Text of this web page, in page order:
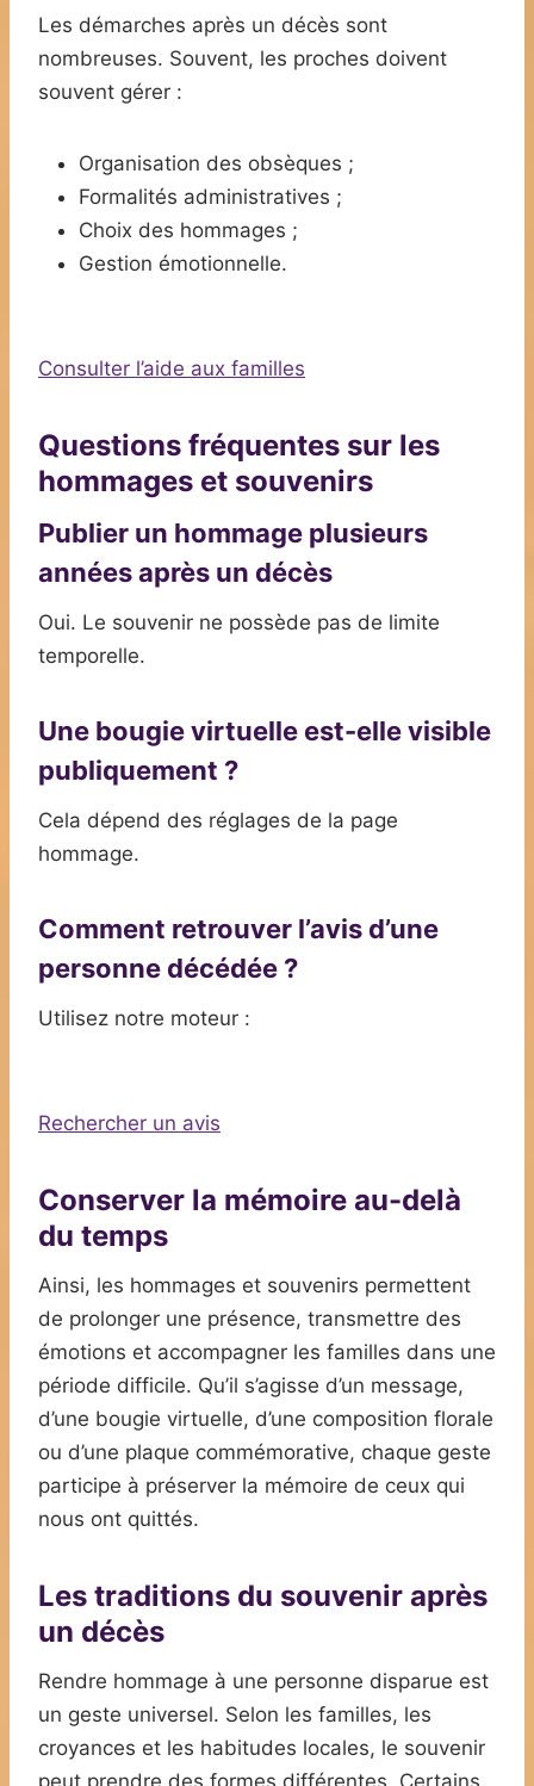
Les démarches après un décès sont
nombreuses. Souvent, les proches doivent
souvent gérer :
Organisation des obsèques ;
Formalités administratives ;
Choix des hommages ;
Gestion émotionnelle.
Consulter l’aide aux familles
Questions fréquentes sur les
hommages et souvenirs
Publier un hommage plusieurs
années après un décès
Oui. Le souvenir ne possède pas de limite
temporelle.
Une bougie virtuelle est-elle visible
publiquement ?
Cela dépend des réglages de la page
hommage.
Comment retrouver l’avis d’une
personne décédée ?
Utilisez notre moteur :
Rechercher un avis
Conserver la mémoire au-delà
du temps
Ainsi, les hommages et souvenirs permettent
de prolonger une présence, transmettre des
émotions et accompagner les familles dans une
période difficile. Qu’il s’agisse d’un message,
d’une bougie virtuelle, d’une composition florale
ou d’une plaque commémorative, chaque geste
participe à préserver la mémoire de ceux qui
nous ont quittés.
Les traditions du souvenir après
un décès
Rendre hommage à une personne disparue est
un geste universel. Selon les familles, les
croyances et les habitudes locales, le souvenir